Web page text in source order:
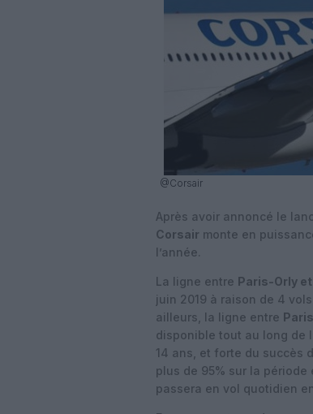
@Corsair
Après avoir annoncé le
Corsair monte en
l’année.
La ligne entre Paris-Orly
juin 2019 à raison de 4
ailleurs, la ligne entre
disponible tout au long de
14 ans, et forte du succès
plus de 95% sur la période
passera en vol quotidien